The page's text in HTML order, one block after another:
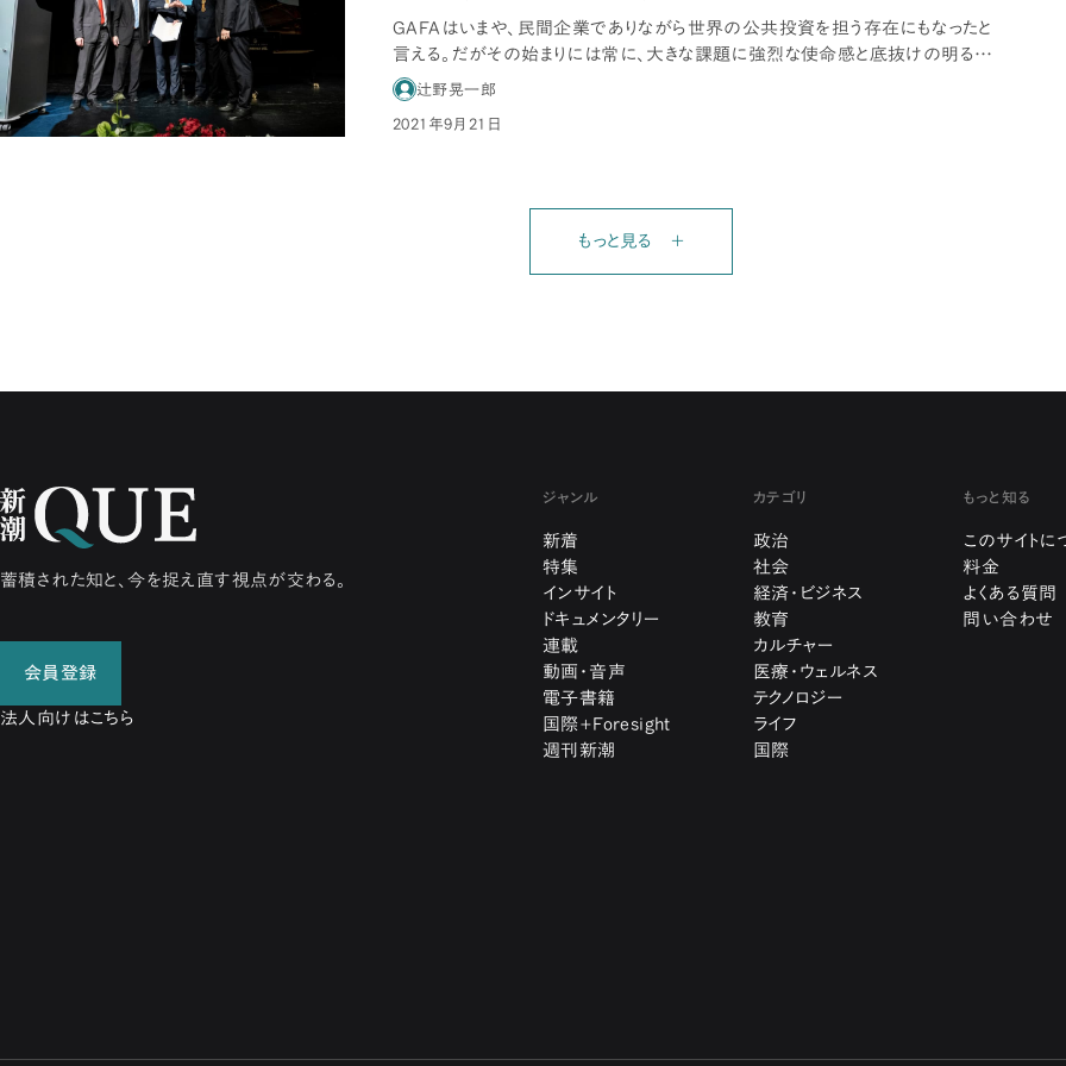
GAFAはいまや、民間企業でありながら世界の公共投資を担う存在にもなったと
言える。だがその始まりには常に、大きな課題に強烈な使命感と底抜けの明るさ
で向き合った、…
辻野晃一郎
2021年9月21日
もっと見る ＋
蓄積された知と、今を捉え直す視点が交わる。
会員登録
法人向けはこちら
ジャンル
新着
特集
インサイト
ドキュメンタリー
連載
動画・音声
電子書籍
国際+Foresight
週刊新潮
カテゴリ
政治
社会
経済・ビジネス
教育
カルチャー
医療・ウェルネス
テクノロジー
ライフ
国際
もっと知る
このサイトに
料金
よくある質問
問い合わせ